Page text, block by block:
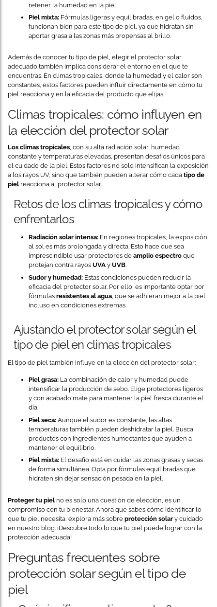
retener la humedad en la piel.
Piel mixta:Fórmulas ligeras y equilibradas, en gel o fluidos,
funcionan bien para este tipo de piel, ya que hidratan sin
aportar grasa a las zonas más propensas al brillo.
Además de conocer tu tipo de piel, elegir el protector solar
adecuado también implica considerar el entorno en el que te
encuentras. En climas tropicales, donde la humedad y el calor son
constantes, estos factores pueden influir directamente en cómo tu
piel reacciona y en la eficacia del producto que elijas.
Climas tropicales: cómo influyen en
la elección del protector solar
Los climas tropicales, con su alta radiación solar, humedad
constante y temperaturas elevadas, presentan desafíos únicos para
el cuidado de la piel. Estos factores no solo intensifican la exposición
a los rayos UV, sino que también pueden alterar cómo cada tipo de
piel reacciona al protector solar.
Retos de los climas tropicales y cómo
enfrentarlos
Radiación solar intensa:En regiones tropicales, la exposición
al sol es más prolongada y directa. Esto hace que sea
imprescindible usar protectores de amplio espectroque
protejan contra rayos UVAy UVB.
Sudor y humedad:Estas condiciones pueden reducir la
eficacia del protector solar. Por ello, es importante optar por
fórmulas resistentes al agua, que se adhieran mejor a la piel
incluso en condiciones extremas.
Ajustando el protector solar según el
tipo de piel en climas tropicales
El tipo de piel también influye en la elección del protector solar:
Piel grasa:La combinación de calor y humedad puede
intensificar la producción de sebo. Elige protectores ligeros
y con acabado mate para mantener la piel fresca durante el
día.
Piel seca:Aunque el sudor es constante, las altas
temperaturas también pueden deshidratar la piel. Busca
productos con ingredientes humectantes que ayuden a
mantener el equilibrio.
Piel mixta:El desafío está en cuidar las zonas grasas y secas
de forma simultánea. Opta por fórmulas equilibradas que
hidraten sin dejar sensación pesada en la piel.
Proteger tu piel no es solo una cuestión de elección, es un
compromiso con tu bienestar. Ahora que sabes cómo identificar lo
que tu piel necesita, explora más sobre protección solar y cuidado
en nuestro blog. ¡Descubre todo lo que tu piel puede lograr con la
protección adecuada!
Preguntas frecuentes sobre
protección solar según el tipo de
piel